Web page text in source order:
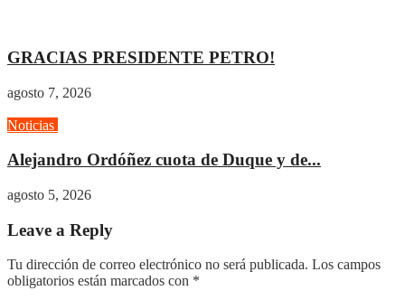
GRACIAS PRESIDENTE PETRO!
agosto 7, 2026
Noticias
Alejandro Ordóñez cuota de Duque y de...
agosto 5, 2026
Leave a Reply
Tu dirección de correo electrónico no será publicada. Los campos
obligatorios están marcados con *